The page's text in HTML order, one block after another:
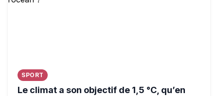
SPORT
Le climat a son objectif de 1,5 °C, qu’en